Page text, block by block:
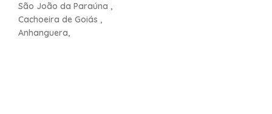
São João da Paraúna ,
Cachoeira de Goiás ,
Anhanguera,